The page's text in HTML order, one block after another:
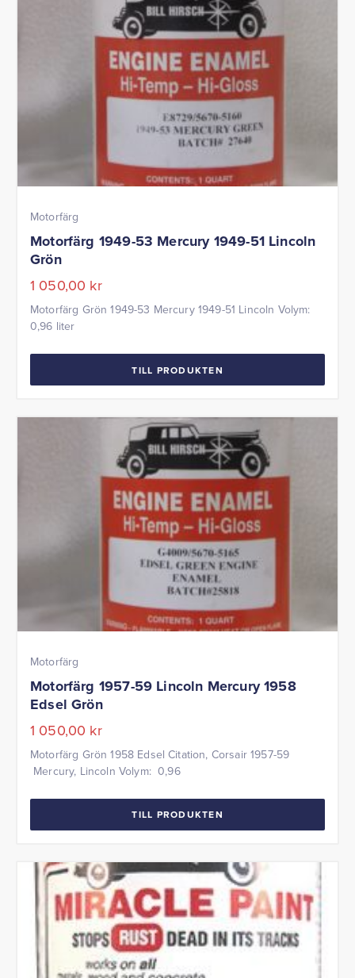
Motorfärg
Motorfärg 1949-53 Mercury 1949-51 Lincoln
Grön
1 050,00 kr
Motorfärg Grön 1949-53 Mercury 1949-51 Lincoln Volym:
0,96 liter
TILL PRODUKTEN
Motorfärg
Motorfärg 1957-59 Lincoln Mercury 1958
Edsel Grön
1 050,00 kr
Motorfärg Grön 1958 Edsel Citation, Corsair 1957-59
Mercury, Lincoln Volym: 0,96
TILL PRODUKTEN